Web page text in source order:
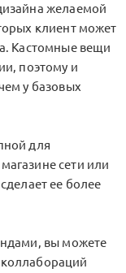
желаемой
клиент может
Кастомные вещи
поэтому и
у базовых
для
сети или
ее более
вы можете